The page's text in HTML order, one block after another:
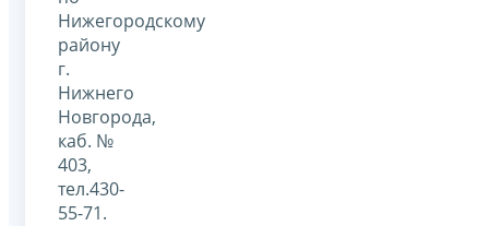
Нижегородскому
району
г.
Нижнего
Новгорода,
каб. №
403,
тел.430-
55-71.